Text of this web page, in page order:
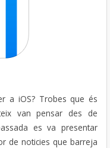
a iOS? Trobes que és
van pensar des de
es va presentar
de noticies que barreja